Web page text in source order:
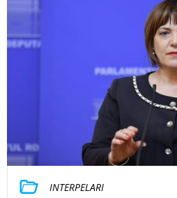
INTERPELARI